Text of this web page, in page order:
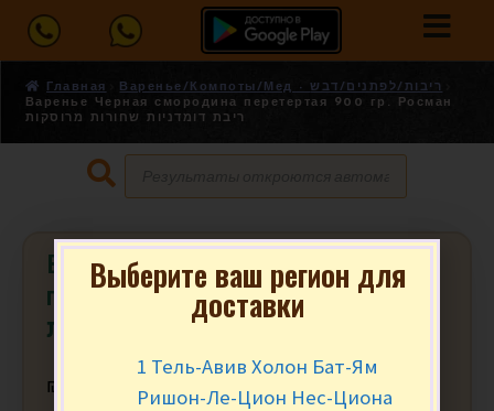
Главная
Варенье/Компоты/Мед - ריבות/לפתנים/דבש
Варенье Черная смородина перетертая 900 гр. Росман
ריבת דומדניות שחורות מרוסקות
Варенье Черная смородина
перетертая 900 гр. Росман ריבת
דומדניות שחורות מרוסקות
₪ 24.90 за шт.
Выберите ваш регион для
доставки
1 Тель-Авив Холон Бат-Ям
Ришон-Ле-Цион Нес-Циона